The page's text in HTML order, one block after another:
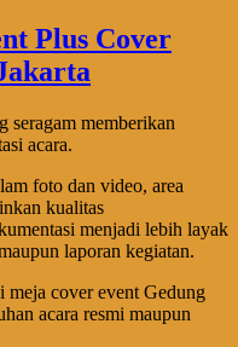
seragam memberikan
acara.
foto dan video, area
kualitas
menjadi lebih layak
laporan kegiatan.
meja cover event Gedung
acara resmi maupun